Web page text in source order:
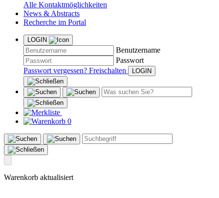
Alle Kontaktmöglichkeiten
News & Abstracts
Recherche im Portal
LOGIN
Benutzername
Passwort
Passwort vergessen? Freischalten
0
Warenkorb aktualisiert